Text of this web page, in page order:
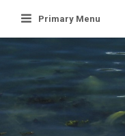
Primary Menu